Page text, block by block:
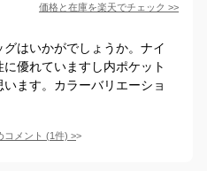
価格と在庫を楽天でチェック >>
はいかがでしょうか。ナイ
優れていますし内ポケット
ます。カラーバリエーショ
コメント (1件) >